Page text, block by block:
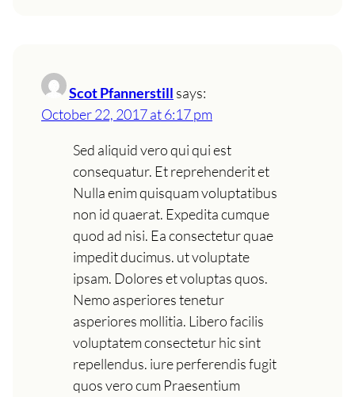
Scot Pfannerstill says:
October 22, 2017 at 6:17 pm
Sed aliquid vero qui qui est
consequatur. Et reprehenderit et
Nulla enim quisquam voluptatibus
non id quaerat. Expedita cumque
quod ad nisi. Ea consectetur quae
impedit ducimus. ut voluptate
ipsam. Dolores et voluptas quos.
Nemo asperiores tenetur
asperiores mollitia. Libero facilis
voluptatem consectetur hic sint
repellendus. iure perferendis fugit
quos vero cum Praesentium